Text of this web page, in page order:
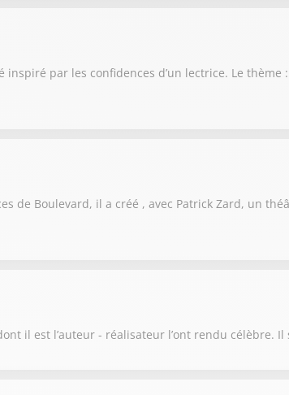
par les confidences d’un lectrice. Le thème
de Boulevard, il a créé , avec Patrick Zard, un
il est l’auteur - réalisateur l’ont rendu célèbre.